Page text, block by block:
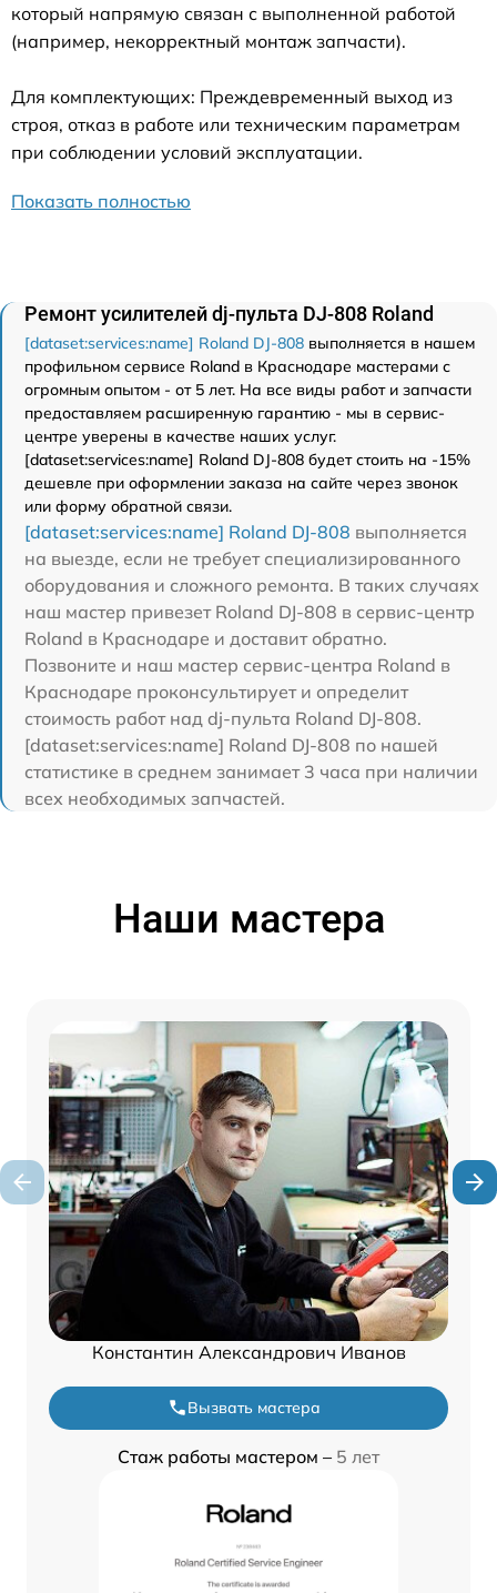
который напрямую связан с выполненной работой
(например, некорректный монтаж запчасти).
Для комплектующих: Преждевременный выход из
строя, отказ в работе или техническим параметрам
при соблюдении условий эксплуатации.
Показать полностью
Ремонт усилителей dj-пульта DJ-808 Roland
[dataset:services:name] Roland DJ-808 выполняется в нашем
профильном сервисе Roland в Краснодаре мастерами с
огромным опытом - от 5 лет. На все виды работ и запчасти
предоставляем расширенную гарантию - мы в сервис-
центре уверены в качестве наших услуг.
[dataset:services:name] Roland DJ-808 будет стоить на -15%
дешевле при оформлении заказа на сайте через звонок
или форму обратной связи.
[dataset:services:name] Roland DJ-808 выполняется
на выезде, если не требует специализированного
оборудования и сложного ремонта. В таких случаях
наш мастер привезет Roland DJ-808 в сервис-центр
Roland в Краснодаре и доставит обратно.
Позвоните и наш мастер сервис-центра Roland в
Краснодаре проконсультирует и определит
стоимость работ над dj-пульта Roland DJ-808.
[dataset:services:name] Roland DJ-808 по нашей
статистике в среднем занимает 3 часа при наличии
всех необходимых запчастей.
Наши мастера
Константин Александрович Иванов
Вызвать мастера
Стаж работы мастером – 5 лет